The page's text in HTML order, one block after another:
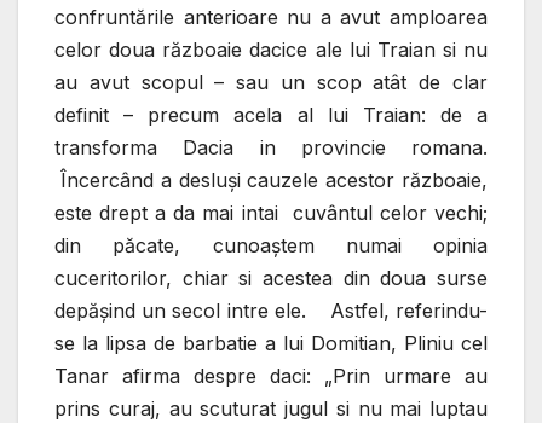
confruntările anterioare nu a avut amploarea
celor doua războaie dacice ale lui Traian si nu
au avut scopul – sau un scop atât de clar
definit – precum acela al lui Traian: de a
transforma Dacia in provincie romana.
Încercând a desluşi cauzele acestor războaie,
este drept a da mai intai cuvântul celor vechi;
din păcate, cunoaştem numai opinia
cuceritorilor, chiar si acestea din doua surse
depăşind un secol intre ele.
Astfel, referindu-
se la lipsa de barbatie a lui Domitian, Pliniu cel
Tanar afirma despre daci: „Prin urmare au
prins curaj, au scuturat jugul si nu mai luptau